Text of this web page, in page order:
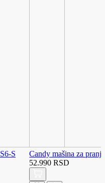
S
Candy mašina za
52.990 RSD